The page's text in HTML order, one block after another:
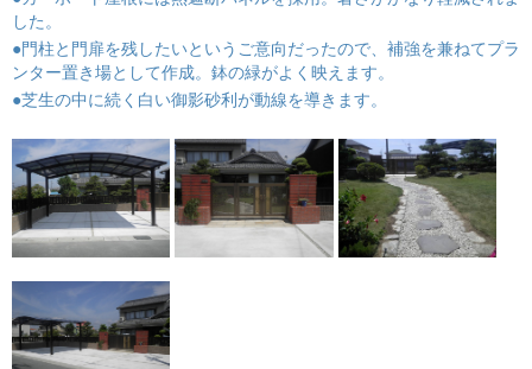
した。
●門柱と門扉を残したいというご意向だったので、補強を兼ねてプラ
ンター置き場として作成。鉢の緑がよく映えます。
●芝生の中に続く白い御影砂利が動線を導きます。